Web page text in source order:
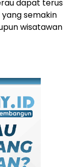
dapat terus
semakin
wisatawan